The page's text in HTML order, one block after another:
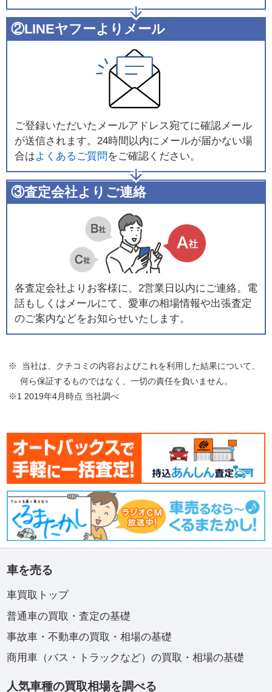
②LINEヤフーよりメール
ご登録いただいたメールアドレス宛てに確認メール
が送信されます。24時間以内にメールが届かない場
合はよくあるご質問 をご確認ください。
③査定会社よりご連絡
各査定会社よりお客様に、2営業日以内にご連絡。電
話もしくはメールにて、愛車の相場情報や出張査定
のご案内などをお知らせいたします。
※ 当社は、クチコミの内容およびこれを利用した結果について、
何ら保証するものではなく、一切の責任を負いません。
※1 2019年4月時点 当社調べ
車を売る
車買取トップ
普通車の買取・査定の基礎
事故車・不動車の買取・相場の基礎
商用車（バス・トラックなど）の買取・相場の基礎
人気車種の買取相場を調べる